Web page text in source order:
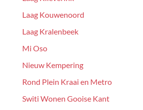
Laag Kouwenoord
Laag Kralenbeek
Mi Oso
Nieuw Kempering
Rond Plein Kraai en Metro
Switi Wonen Gooise Kant